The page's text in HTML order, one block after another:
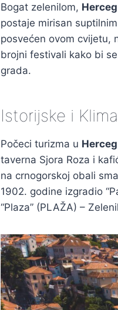
Bogat zelenilom,
postaje mirisan
posvećen ovom cvijetu,
brojni festivali kako bi
grada.
Istorijske i
Počeci turizma u
taverna Sjora Roza i
na crnogorskoj obali
1902. godine izgradio
“Plaza” (PLAŽA) –